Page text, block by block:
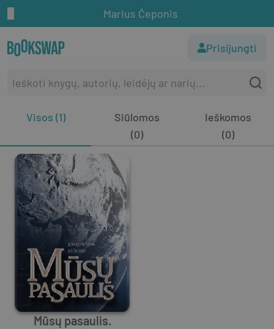
Marius Čeponis
Prisijungti
Visos (1)
Siūlomos
(0)
Ieškomos
(0)
Mūsų pasaulis.